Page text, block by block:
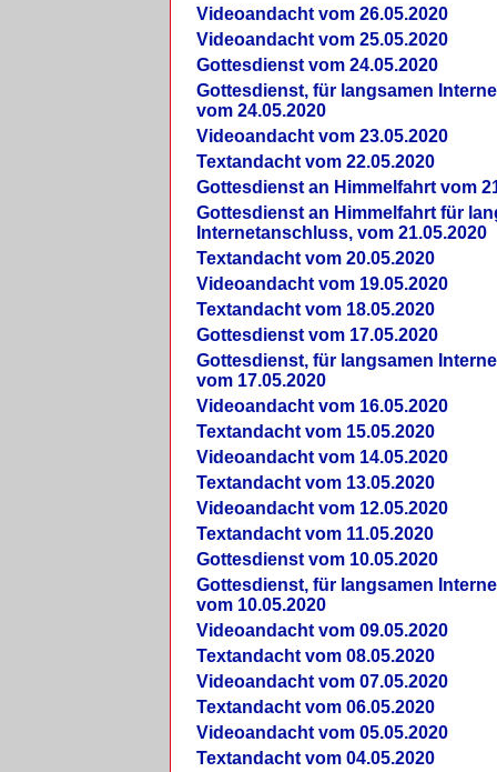
Videoandacht vom 26.05.2020
Videoandacht vom 25.05.2020
Gottesdienst vom 24.05.2020
Gottesdienst, für langsamen
vom 24.05.2020
Videoandacht vom 23.05.2020
Textandacht vom 22.05.2020
Gottesdienst an Himmelfahrt vom
Gottesdienst an Himmelfahrt für
Internetanschluss, vom 21.05.2020
Textandacht vom 20.05.2020
Videoandacht vom 19.05.2020
Textandacht vom 18.05.2020
Gottesdienst vom 17.05.2020
Gottesdienst, für langsamen
vom 17.05.2020
Videoandacht vom 16.05.2020
Textandacht vom 15.05.2020
Videoandacht vom 14.05.2020
Textandacht vom 13.05.2020
Videoandacht vom 12.05.2020
Textandacht vom 11.05.2020
Gottesdienst vom 10.05.2020
Gottesdienst, für langsamen
vom 10.05.2020
Videoandacht vom 09.05.2020
Textandacht vom 08.05.2020
Videoandacht vom 07.05.2020
Textandacht vom 06.05.2020
Videoandacht vom 05.05.2020
Textandacht vom 04.05.2020